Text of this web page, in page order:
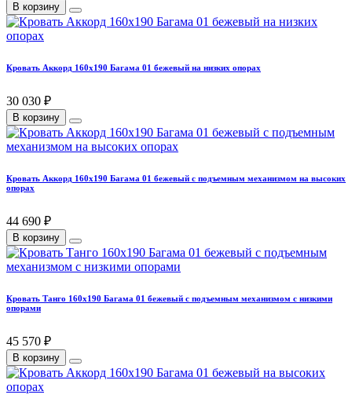
В корзину
Кровать Аккорд 160х190 Багама 01 бежевый на низких опорах
30 030 ₽
В корзину
Кровать Аккорд 160х190 Багама 01 бежевый с подъемным механизмом на высоких
опорах
44 690 ₽
В корзину
Кровать Танго 160х190 Багама 01 бежевый с подъемным механизмом с низкими
опорами
45 570 ₽
В корзину